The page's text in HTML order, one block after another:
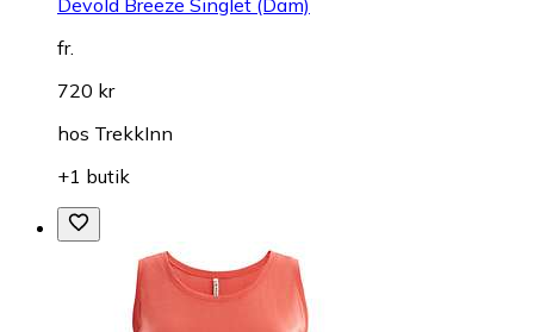
Devold Breeze Singlet (Dam)
fr.
720 kr
hos TrekkInn
+1 butik